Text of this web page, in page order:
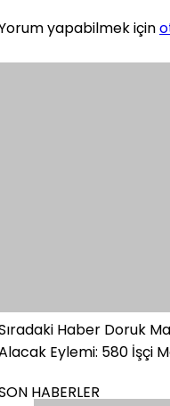
yapabilmek için
Haber Doruk
Eylemi: 580 İşçi
HABERLER